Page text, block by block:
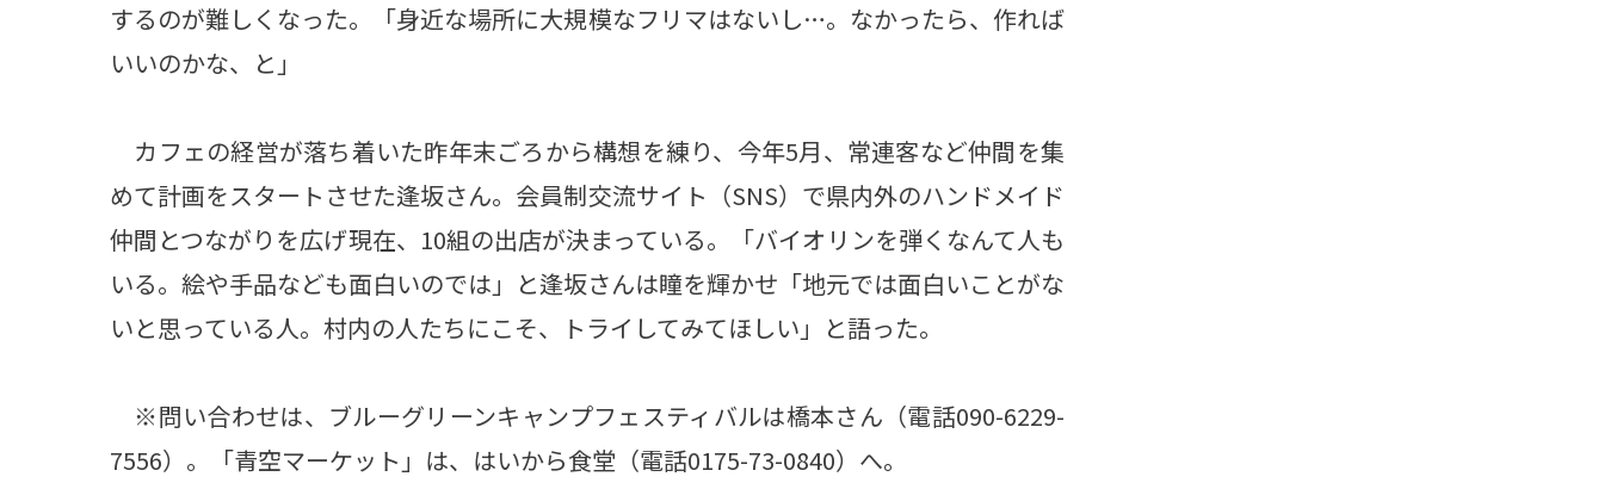
するのが難しくなった。「身近な場所に大規模なフリマはないし…。なかったら、作れば
いいのかな、と」
カフェの経営が落ち着いた昨年末ごろから構想を練り、今年5月、常連客など仲間を集
めて計画をスタートさせた逢坂さん。会員制交流サイト（SNS）で県内外のハンドメイド
仲間とつながりを広げ現在、10組の出店が決まっている。「バイオリンを弾くなんて人も
いる。絵や手品なども面白いのでは」と逢坂さんは瞳を輝かせ「地元では面白いことがな
いと思っている人。村内の人たちにこそ、トライしてみてほしい」と語った。
※問い合わせは、ブルーグリーンキャンプフェスティバルは橋本さん（電話090-6229-
7556）。「青空マーケット」は、はいから食堂（電話0175-73-0840）へ。